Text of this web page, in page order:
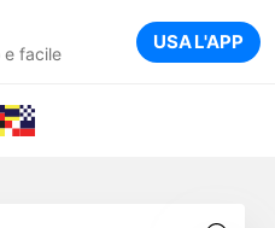
e facile USA L'APP